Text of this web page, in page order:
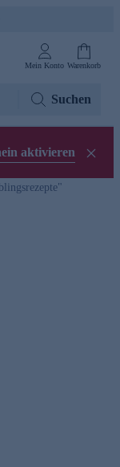
Mein Konto Warenkorb
Suchen
aktivieren